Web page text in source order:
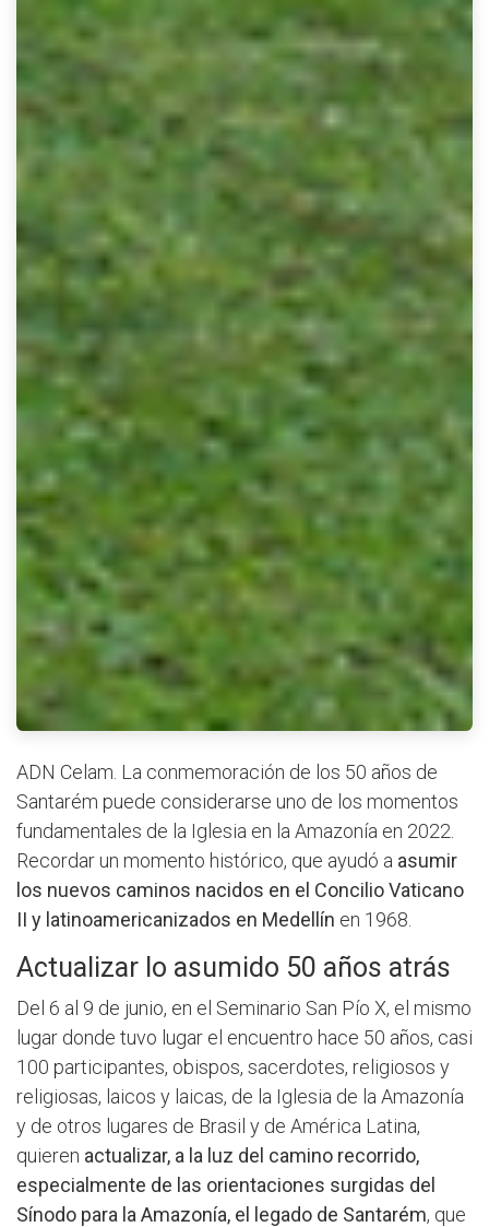
ADN Celam. La conmemoración de los 50 años de
Santarém puede considerarse uno de los momentos
fundamentales de la Iglesia en la Amazonía en 2022.
Recordar un momento histórico, que ayudó a asumir
los nuevos caminos nacidos en el Concilio Vaticano
II y latinoamericanizados en Medellín en 1968.
Actualizar lo asumido 50 años atrás
Del 6 al 9 de junio, en el Seminario San Pío X, el mismo
lugar donde tuvo lugar el encuentro hace 50 años, casi
100 participantes, obispos, sacerdotes, religiosos y
religiosas, laicos y laicas, de la Iglesia de la Amazonía
y de otros lugares de Brasil y de América Latina,
quieren actualizar, a la luz del camino recorrido,
especialmente de las orientaciones surgidas del
Sínodo para la Amazonía, el legado de Santarém, que